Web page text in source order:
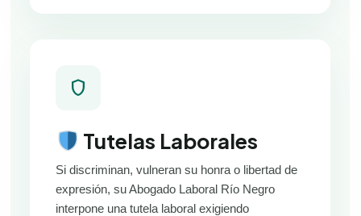
shield
Tutelas Laborales
Si discriminan, vulneran su honra o libertad de
expresión, su Abogado Laboral Río Negro
interpone una tutela laboral exigiendo